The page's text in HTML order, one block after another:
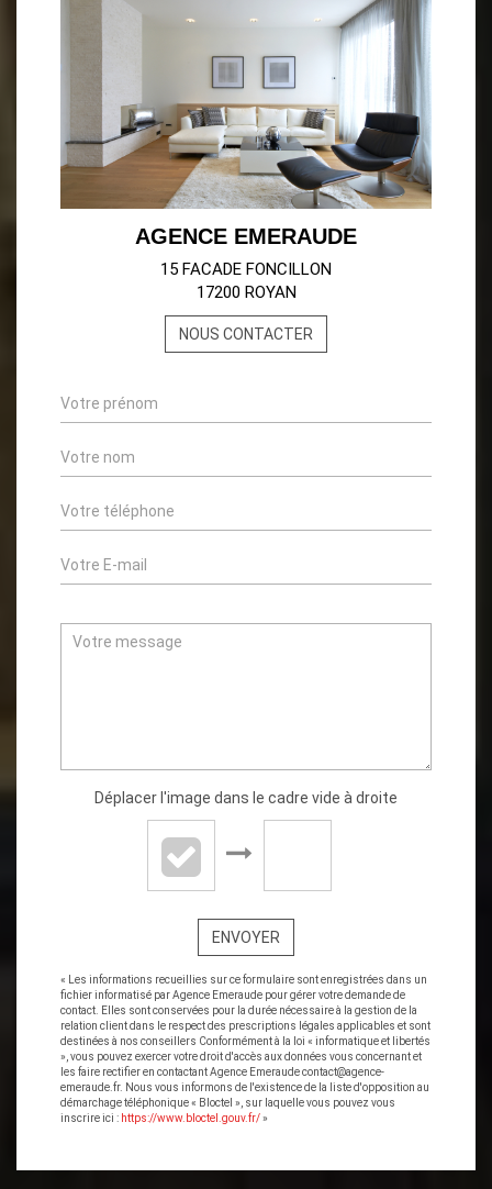
AGENCE EMERAUDE
15 FACADE FONCILLON
17200 ROYAN
NOUS CONTACTER
Déplacer l'image dans le cadre vide à droite
ENVOYER
« Les informations recueillies sur ce formulaire sont enregistrées dans un
fichier informatisé par Agence Emeraude pour gérer votre demande de
contact. Elles sont conservées pour la durée nécessaire à la gestion de la
relation client dans le respect des prescriptions légales applicables et sont
destinées à nos conseillers Conformément à la loi « informatique et libertés
», vous pouvez exercer votre droit d'accès aux données vous concernant et
les faire rectifier en contactant Agence Emeraude contact@agence-
emeraude.fr. Nous vous informons de l'existence de la liste d'opposition au
démarchage téléphonique « Bloctel », sur laquelle vous pouvez vous
inscrire ici : https://www.bloctel.gouv.fr/»